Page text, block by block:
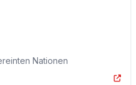
Nationen